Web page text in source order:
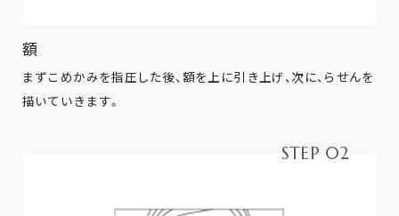
額
まずこめかみを指圧した後、額を上に引き上げ、次に、らせんを
描いていきます。
STEP 02